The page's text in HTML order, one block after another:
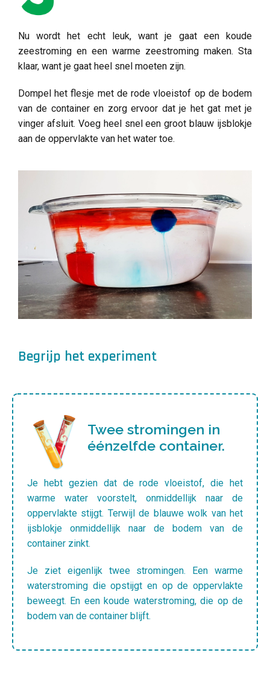
Nu wordt het echt leuk, want je gaat een koude
zeestroming en een warme zeestroming maken. Sta
klaar, want je gaat heel snel moeten zijn.
Dompel het flesje met de rode vloeistof op de bodem
van de container en zorg ervoor dat je het gat met je
vinger afsluit. Voeg heel snel een groot blauw ijsblokje
aan de oppervlakte van het water toe.
Begrijp het experiment
Twee stromingen in
éénzelfde container.
Je hebt gezien dat de rode vloeistof, die het
warme water voorstelt, onmiddellijk naar de
oppervlakte stijgt. Terwijl de blauwe wolk van het
ijsblokje onmiddellijk naar de bodem van de
container zinkt.
Je ziet eigenlijk twee stromingen. Een warme
waterstroming die opstijgt en op de oppervlakte
beweegt. En een koude waterstroming, die op de
bodem van de container blijft.